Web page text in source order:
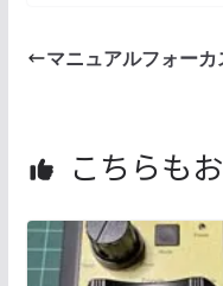
マニュアルフォー
こちらも